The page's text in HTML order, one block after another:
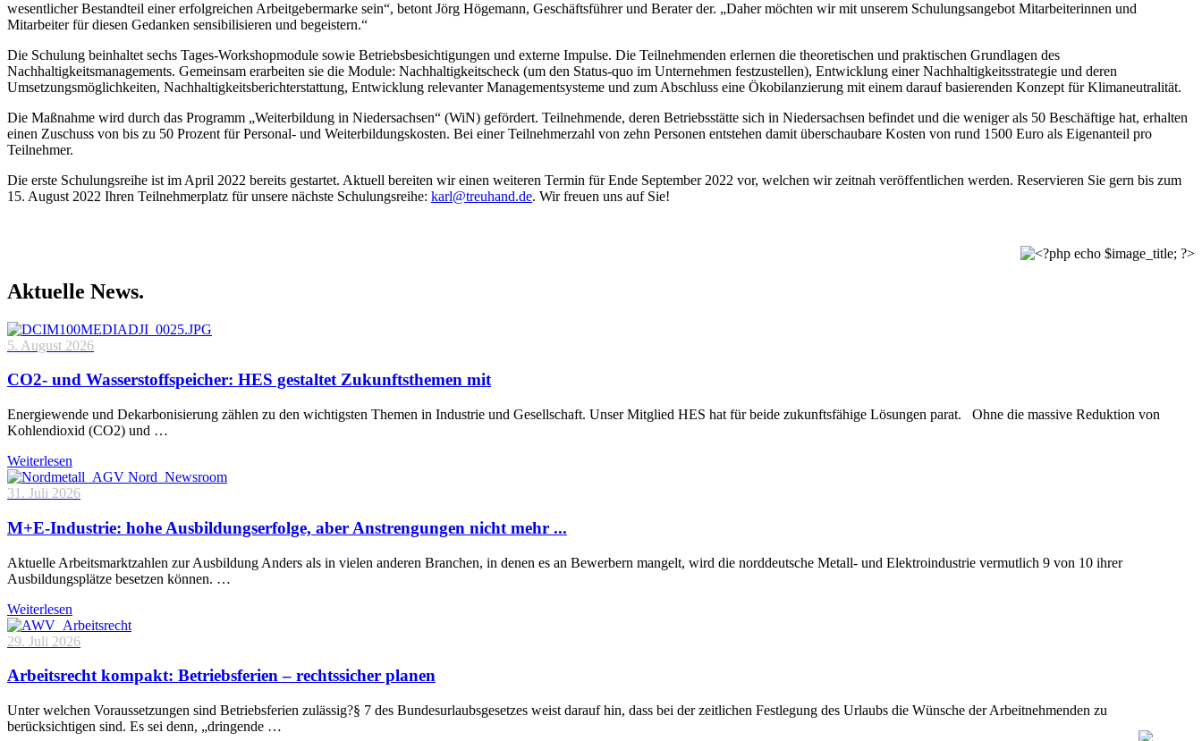
wesentlicher Bestandteil einer erfolgreichen Arbeitgebermarke sein“, betont Jörg Högemann, Geschäftsführer und Berater der. „Daher möchten wir mit unserem Schulungsangebot Mitarbeiterinnen und
Mitarbeiter für diesen Gedanken sensibilisieren und begeistern.“
Die Schulung beinhaltet sechs Tages-Workshopmodule sowie Betriebsbesichtigungen und externe Impulse. Die Teilnehmenden erlernen die theoretischen und praktischen Grundlagen des
Nachhaltigkeitsmanagements. Gemeinsam erarbeiten sie die Module: Nachhaltigkeitscheck (um den Status-quo im Unternehmen festzustellen), Entwicklung einer Nachhaltigkeitsstrategie und deren
Umsetzungsmöglichkeiten, Nachhaltigkeitsberichterstattung, Entwicklung relevanter Managementsysteme und zum Abschluss eine Ökobilanzierung mit einem darauf basierenden Konzept für Klimaneutralität.
Die Maßnahme wird durch das Programm „Weiterbildung in Niedersachsen“ (WiN) gefördert. Teilnehmende, deren Betriebsstätte sich in Niedersachsen befindet und die weniger als 50 Beschäftige hat, erhalten
einen Zuschuss von bis zu 50 Prozent für Personal- und Weiterbildungskosten. Bei einer Teilnehmerzahl von zehn Personen entstehen damit überschaubare Kosten von rund 1500 Euro als Eigenanteil pro
Teilnehmer.
Die erste Schulungsreihe ist im April 2022 bereits gestartet. Aktuell bereiten wir einen weiteren Termin für Ende September 2022 vor, welchen wir zeitnah veröffentlichen werden. Reservieren Sie gern bis zum
15. August 2022 Ihren Teilnehmerplatz für unsere nächste Schulungsreihe: karl@treuhand.de. Wir freuen uns auf Sie!
Aktuelle News.
5. August 2026
CO2- und Wasserstoffspeicher: HES gestaltet Zukunftsthemen mit
Energiewende und Dekarbonisierung zählen zu den wichtigsten Themen in Industrie und Gesellschaft. Unser Mitglied HES hat für beide zukunftsfähige Lösungen parat. Ohne die massive Reduktion von
Kohlendioxid (CO2) und …
Weiterlesen
31. Juli 2026
M+E-Industrie: hohe Ausbildungserfolge, aber Anstrengungen nicht mehr ...
Aktuelle Arbeitsmarktzahlen zur Ausbildung Anders als in vielen anderen Branchen, in denen es an Bewerbern mangelt, wird die norddeutsche Metall- und Elektroindustrie vermutlich 9 von 10 ihrer
Ausbildungsplätze besetzen können. …
Weiterlesen
29. Juli 2026
Arbeitsrecht kompakt: Betriebsferien – rechtssicher planen
Unter welchen Voraussetzungen sind Betriebsferien zulässig?§ 7 des Bundesurlaubsgesetzes weist darauf hin, dass bei der zeitlichen Festlegung des Urlaubs die Wünsche der Arbeitnehmenden zu
berücksichtigen sind. Es sei denn, „dringende …